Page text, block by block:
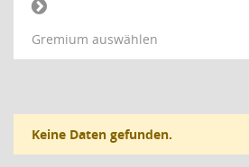
Gremium auswählen
Keine Daten gefunden.